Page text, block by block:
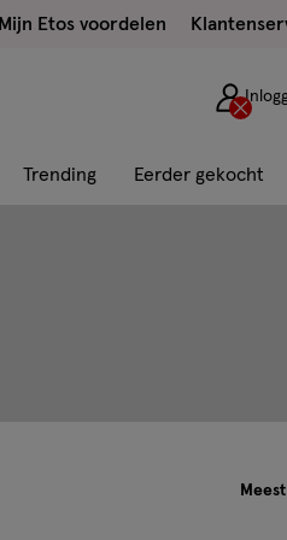
Mijn Etos voordelen
Trending Eerder gekocht